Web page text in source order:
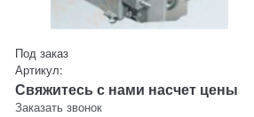
Под заказ
Артикул:
Свяжитесь с нами насчет цены
Заказать звонок